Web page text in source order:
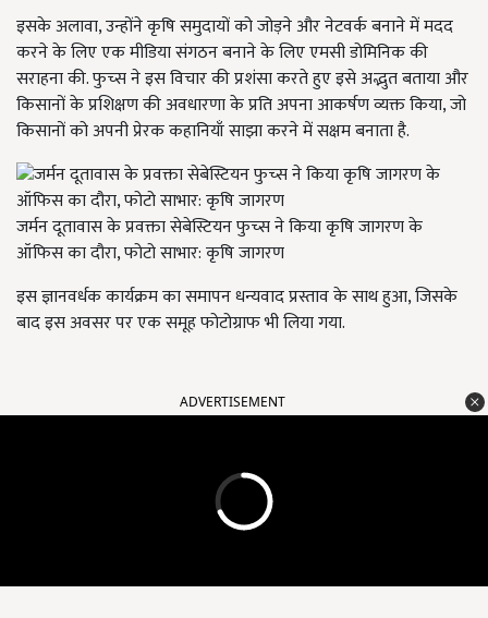
इसके अलावा, उन्होंने कृषि समुदायों को जोड़ने और नेटवर्क बनाने में मदद
करने के लिए एक मीडिया संगठन बनाने के लिए एमसी डोमिनिक की
सराहना की. फुच्स ने इस विचार की प्रशंसा करते हुए इसे अद्भुत बताया और
किसानों के प्रशिक्षण की अवधारणा के प्रति अपना आकर्षण व्यक्त किया, जो
किसानों को अपनी प्रेरक कहानियाँ साझा करने में सक्षम बनाता है.
जर्मन दूतावास के प्रवक्ता सेबेस्टियन फुच्स ने किया कृषि जागरण के
ऑफिस का दौरा, फोटो साभार: कृषि जागरण
इस ज्ञानवर्धक कार्यक्रम का समापन धन्यवाद प्रस्ताव के साथ हुआ, जिसके
बाद इस अवसर पर एक समूह फोटोग्राफ भी लिया गया.
ADVERTISEMENT